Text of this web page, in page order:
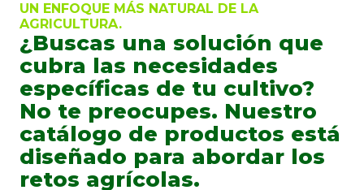
UN ENFOQUE MÁS NATURAL DE LA
AGRICULTURA.
¿Buscas una solución que
cubra las necesidades
específicas de tu cultivo?
No te preocupes. Nuestro
catálogo de productos está
diseñado para abordar los
retos agrícolas.